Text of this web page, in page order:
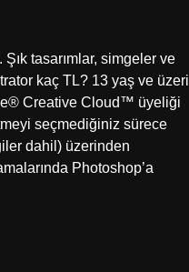
tasarımlar, simgeler ve
kaç TL? 13 yaş ve üzeri
Creative Cloud™ üyeliği
seçmediğiniz sürece
dahil) üzerinden
Photoshop’a